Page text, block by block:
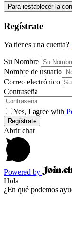
Para restablecer la
Regístrate
Ya tienes una cuenta?
Su Nombre
Nombre de usuario
Correo electrónico
Contraseña
Yes, I agree with
Regístrate
Abrir chat
Powered by
Hola
¿En qué podemos